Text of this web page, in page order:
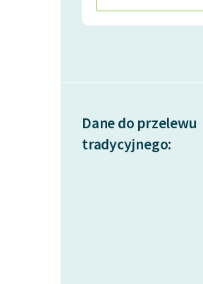
Dane do przelewu
tradycyjnego: